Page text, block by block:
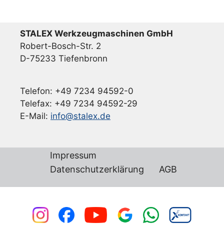
STALEX Werkzeugmaschinen GmbH
Robert-Bosch-Str. 2
D-75233 Tiefenbronn
Telefon: +49 7234 94592-0
Telefax: +49 7234 94592-29
E-Mail: info@stalex.de
Impressum
Datenschutzerklärung
AGB